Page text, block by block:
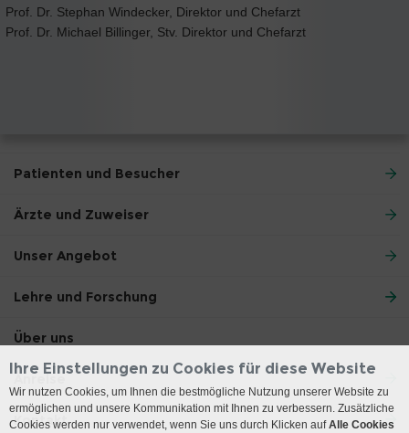
Prof. Dr. Stephan Windecker, Direktor und Chefarzt
Prof. Dr. Michael Billinger, Stv. Direktor und Chefarzt
Patienten und Besucher
Ärzte und Zuweiser
Unser Angebot
Lehre und Forschung
Über uns
Anreise
Kontakt
Ihre Einstellungen zu Cookies für diese Website
Wir nutzen Cookies, um Ihnen die bestmögliche Nutzung unserer Website zu
ermöglichen und unsere Kommunikation mit Ihnen zu verbessern. Zusätzliche
Cookies werden nur verwendet, wenn Sie uns durch Klicken aufAlle Cookies